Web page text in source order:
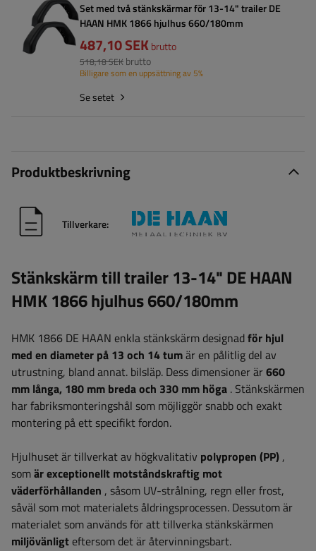
Set med två stänkskärmar för 13-14" trailer DE
HAAN HMK 1866 hjulhus 660/180mm
487,10 SEKbrutto
518,18 SEK brutto
Billigare som en uppsättning av 5%
Se setet
Produktbeskrivning
Tillverkare:
Stänkskärm till trailer 13-14" DE HAAN
HMK 1866 hjulhus 660/180mm
HMK 1866 DE HAAN enkla stänkskärm designadför hjul
med en diameter på 13 och 14 tumär en pålitlig del av
utrustning, bland annat. bilsläp. Dess dimensioner är660
mm långa, 180 mm breda och 330 mm höga . Stänkskärmen
har fabriksmonteringshål som möjliggör snabb och exakt
montering på ett specifikt fordon.
Hjulhuset är tillverkat av högkvalitativ polypropen (PP) ,
somär exceptionellt motståndskraftig mot
väderförhållanden , såsom UV-strålning, regn eller frost,
såväl som mot materialets åldringsprocessen. Dessutom är
materialet som används för att tillverka stänkskärmen
miljövänligt eftersom det är återvinningsbart.